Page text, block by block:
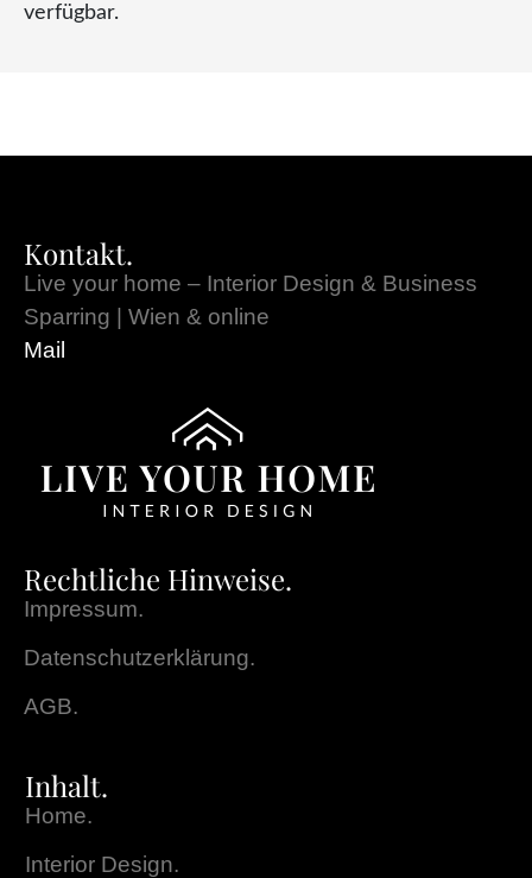
verfügbar.
Kontakt.
Live your home – Interior Design & Business
Sparring | Wien & online
Mail
Rechtliche Hinweise.
Impressum.
Datenschutzerklärung.
AGB.
Inhalt.
Home.
Interior Design.